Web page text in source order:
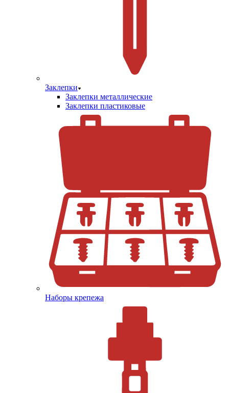
Заклепки
Заклепки металлические
Заклепки пластиковые
Наборы крепежа